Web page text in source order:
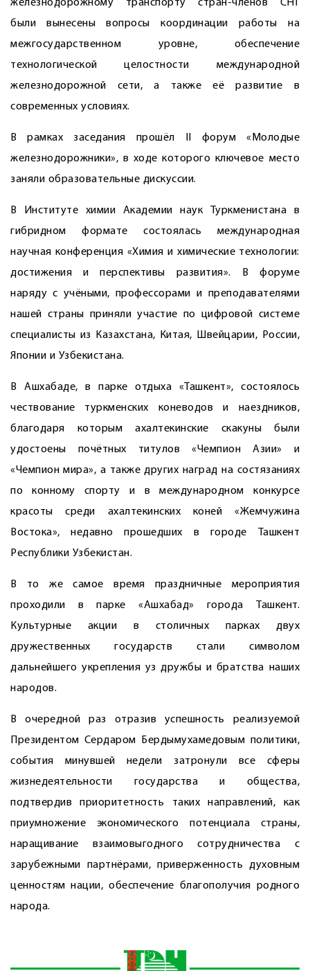
железнодорожному транспорту стран-членов СНГ
были вынесены вопросы координации работы на
межгосударственном уровне, обеспечение
технологической целостности международной
железнодорожной сети, а также её развитие в
современных условиях.
В рамках заседания прошёл II форум «Молодые
железнодорожники», в ходе которого ключевое место
заняли образовательные дискуссии.
В Институте химии Академии наук Туркменистана в
гибридном формате состоялась международная
научная конференция «Химия и химические технологии:
достижения и перспективы развития». В форуме
наряду с учёными, профессорами и преподавателями
нашей страны приняли участие по цифровой системе
специалисты из Казахстана, Китая, Швейцарии, России,
Японии и Узбекистана.
В Ашхабаде, в парке отдыха «Ташкент», состоялось
чествование туркменских коневодов и наездников,
благодаря которым ахалтекинские скакуны были
удостоены почётных титулов «Чемпион Азии» и
«Чемпион мира», а также других наград на состязаниях
по конному спорту и в международном конкурсе
красоты среди ахалтекинских коней «Жемчужина
Востока», недавно прошедших в городе Ташкент
Республики Узбекистан.
В то же самое время праздничные мероприятия
проходили в парке «Ашхабад» города Ташкент.
Культурные акции в столичных парках двух
дружественных государств стали символом
дальнейшего укрепления уз дружбы и братства наших
народов.
В очередной раз отразив успешность реализуемой
Президентом Сердаром Бердымухамедовым политики,
события минувшей недели затронули все сферы
жизнедеятельности государства и общества,
подтвердив приоритетность таких направлений, как
приумножение экономического потенциала страны,
наращивание взаимовыгодного сотрудничества с
зарубежными партнёрами, приверженность духовным
ценностям нации, обеспечение благополучия родного
народа.